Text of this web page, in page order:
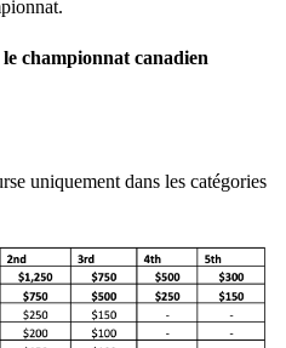
championnat canadien
uniquement dans les catégories